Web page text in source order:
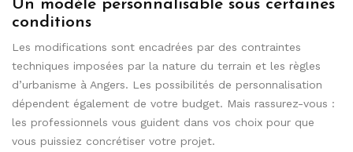
Un modèle personnalisable sous certaines
conditions
Les modifications sont encadrées par des contraintes
techniques imposées par la nature du terrain et les règles
d’urbanisme à Angers. Les possibilités de personnalisation
dépendent également de votre budget. Mais rassurez-vous :
les professionnels vous guident dans vos choix pour que
vous puissiez concrétiser votre projet.